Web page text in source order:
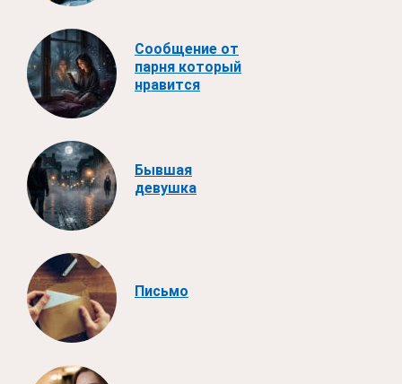
Сообщение от
парня который
нравится
Бывшая
девушка
Письмо